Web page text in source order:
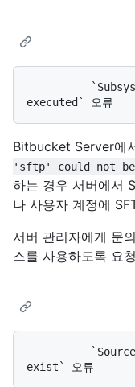
Bitbucket Server에
'sftp' could not be
하는 경우 서버에서
나 사용자 계정에
서버 관리자에게 문
스를 사용하도록 요